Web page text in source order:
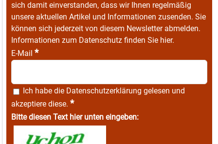
sich damit einverstanden, dass wir Ihnen regelmäßig
unsere aktuellen Artikel und Informationen zusenden. Sie
können sich jederzeit von diesem Newsletter abmelden.
Informationen zum Datenschutz finden Sie hier.
E-Mail *
Ich habe die Datenschutzerklärung gelesen und
akzeptiere diese. *
Bitte diesen Text hier unten eingeben: